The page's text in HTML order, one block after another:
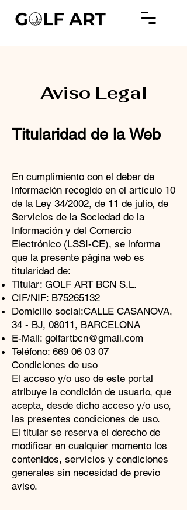
Aviso Legal
Titularidad de la Web
En cumplimiento con el deber de
información recogido en el artículo 10
de la Ley 34/2002, de 11 de julio, de
Servicios de la Sociedad de la
Información y del Comercio
Electrónico (LSSI-CE), se informa
que la presente página web es
titularidad de:
Titular: GOLF ART BCN S.L.
CIF/NIF: B75265132
Domicilio social:CALLE CASANOVA,
34 - BJ, 08011, BARCELONA
E-Mail: golfartbcn@gmail.com
Teléfono: 669 06 03 07
Condiciones de uso
El acceso y/o uso de este portal
atribuye la condición de usuario, que
acepta, desde dicho acceso y/o uso,
las presentes condiciones de uso.
El titular se reserva el derecho de
modificar en cualquier momento los
contenidos, servicios y condiciones
generales sin necesidad de previo
aviso.